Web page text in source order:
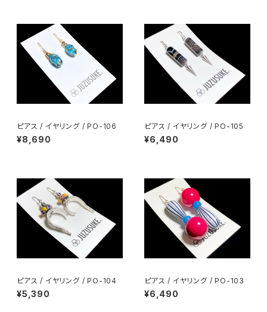
ピアス / イヤリング / PO-106
¥8,690
ピアス / イヤリング / PO-105
¥6,490
ピアス / イヤリング / PO-104
¥5,390
ピアス / イヤリング / PO-103
¥6,490